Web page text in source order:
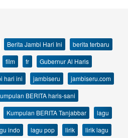
Berita Jambi Hari Ini
berita terbaru
film fr
Gubernur Al Haris
hari ini jambiseru
jambiseru.com
BERITA haris-sani
Kumpulan BERITA Tanjabbar
lagu
indo lagu pop lirik
lirik lagu